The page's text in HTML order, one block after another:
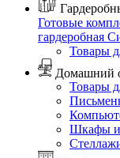
Готовые
гардеробная
Товары
Домашний
Товары
Шкафы и